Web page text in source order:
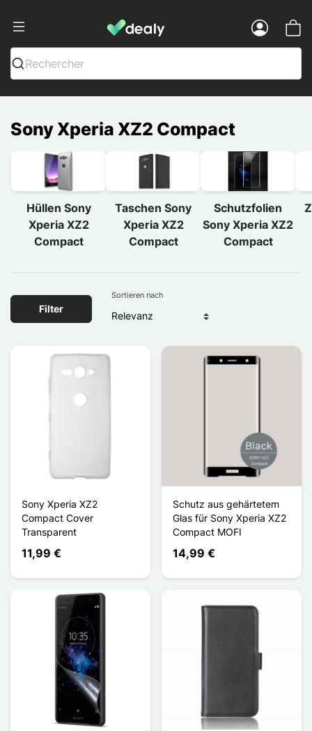
Dealy - Hüllen und Zubehör für
Rechercher
Sony Xperia XZ2 Compact
Hüllen Sony
Xperia XZ2
Compact
Taschen Sony
Xperia XZ2
Compact
Schutzfolien
Sony Xperia XZ2
Compact
Filter
Sortieren nach
Sony Xperia XZ2
Compact Cover
Transparent
11,99 €
Schutz aus gehärtetem
Glas für Sony Xperia XZ2
Compact MOFI
14,99 €